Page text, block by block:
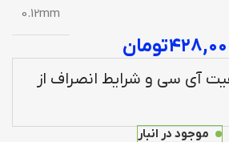
0.12mm
تومان
آی سی و شرایط انصراف از
موجود در انبار